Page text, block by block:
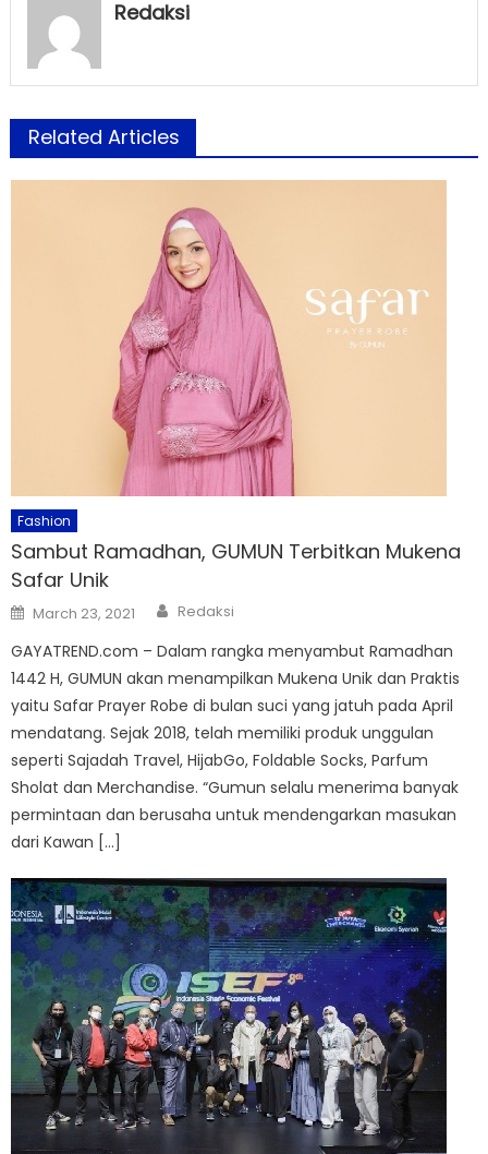
Redaksi
Related Articles
Fashion
Sambut Ramadhan, GUMUN Terbitkan Mukena
Safar Unik
Posted
on
March 23, 2021 Author
Redaksi
GAYATREND.com – Dalam rangka menyambut Ramadhan
1442 H, GUMUN akan menampilkan Mukena Unik dan Praktis
yaitu Safar Prayer Robe di bulan suci yang jatuh pada April
mendatang. Sejak 2018, telah memiliki produk unggulan
seperti Sajadah Travel, HijabGo, Foldable Socks, Parfum
Sholat dan Merchandise. “Gumun selalu menerima banyak
permintaan dan berusaha untuk mendengarkan masukan
dari Kawan […]